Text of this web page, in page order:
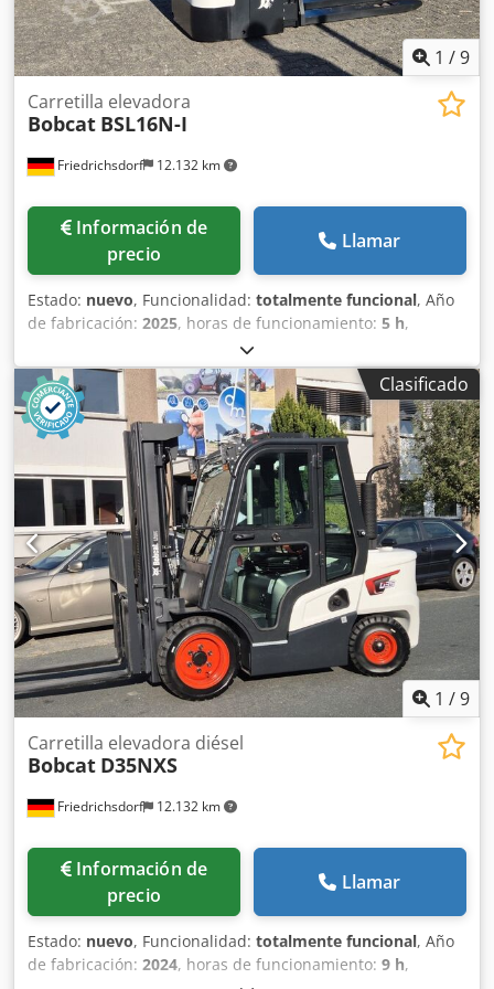
1 /9
Friedrichsdorf 12.132 km
Carretilla elevadora
Bobcat BSL16N-I
Información de
precio
Llamar
Estado: nuevo, Funcionalidad: totalmente funcional, Año
de fabricación: 2025, horas de funcionamiento: 5 h,
1.600 kg, altura de elevación:
mm, ascensor libre:1.520 mm, tipo de combustible:
eléctrico
, tipo de mástil:triple, altura de construcción:
2.108 mm, longitud de la horquilla:1.150 mm, peso en
vacío:
1.340 kg, longitud total:1.964 mm, tipo de
accionamiento:Elektro, ancho de construcción:820 mm,
Transpaleta Centro de carga: 600 Ancho de la horquilla:
560 mm Tipo de mástil: Triplex Condición: Nuevo Estado
técnico: Nuevo Tipo de neumáticos delanteros: poliuretano
Estado de los neumáticos delanteros: 80 - 100% Csdpjwi
Acgjfx Afuerf Tipo de neumáticos traseros: poliuretano
Estado de los neumáticos traseros: 80 - 100% Voltaje de la
batería: 24 V Batería Ah: 150 Ah Tipo de batería: iones de
litio Año de fabricación de la batería: 2025 Estado de la
batería: 80 - 100% Carrera inicial, carrera libre completa,
certificado CE, Batería de iones de litio que no requiere
mantenimiento.
Clasificado
1 /9
Friedrichsdorf 12.132 km
Carretilla elevadora diésel
Bobcat D35NXS
Información de
precio
Llamar
Estado: nuevo, Funcionalidad: totalmente funcional, Año
de fabricación: 2024, horas de funcionamiento: 9 h,